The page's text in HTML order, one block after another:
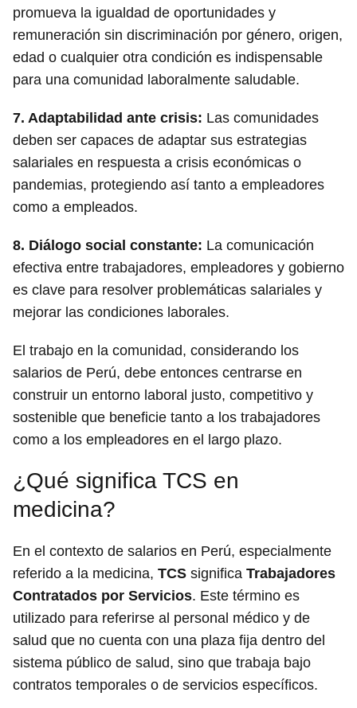
promueva la igualdad de oportunidades y
remuneración sin discriminación por género, origen,
edad o cualquier otra condición es indispensable
para una comunidad laboralmente saludable.
7. Adaptabilidad ante crisis: Las comunidades
deben ser capaces de adaptar sus estrategias
salariales en respuesta a crisis económicas o
pandemias, protegiendo así tanto a empleadores
como a empleados.
8. Diálogo social constante: La comunicación
efectiva entre trabajadores, empleadores y gobierno
es clave para resolver problemáticas salariales y
mejorar las condiciones laborales.
El trabajo en la comunidad, considerando los
salarios de Perú, debe entonces centrarse en
construir un entorno laboral justo, competitivo y
sostenible que beneficie tanto a los trabajadores
como a los empleadores en el largo plazo.
¿Qué significa TCS en
medicina?
En el contexto de salarios en Perú, especialmente
referido a la medicina, TCS significa Trabajadores
Contratados por Servicios. Este término es
utilizado para referirse al personal médico y de
salud que no cuenta con una plaza fija dentro del
sistema público de salud, sino que trabaja bajo
contratos temporales o de servicios específicos.